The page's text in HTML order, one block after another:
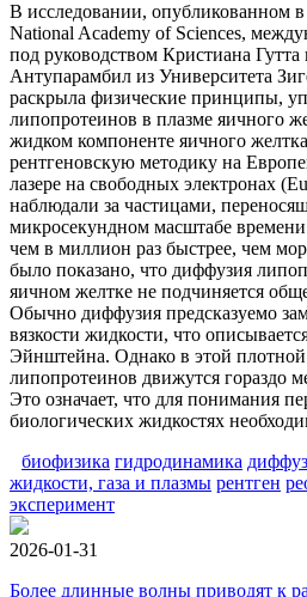
В исследовании, опубликованном
National Academy of Sciences,
под руководством Кристиана
Антупарамбил из Университета
раскрыла физические принципы,
липопротеинов в плазме яичного
жидком компоненте яичного
рентгеновскую методику на
лазере на свободных электронах
наблюдали за частицами,
микросекундном масштабе
чем в миллион раз быстрее, чем
было показано, что диффузия
яичном желтке не подчиняется
Обычно диффузия предсказуемо
вязкости жидкости, что
Эйнштейна. Однако в этой плотной
липопротеинов движутся гораздо
Это означает, что для понимания
биологических жидкостях
биофизика гидродинамика
жидкости, газа и плазмы рентген
эксперимент
2026-01-31
Более длинные волны приводят к